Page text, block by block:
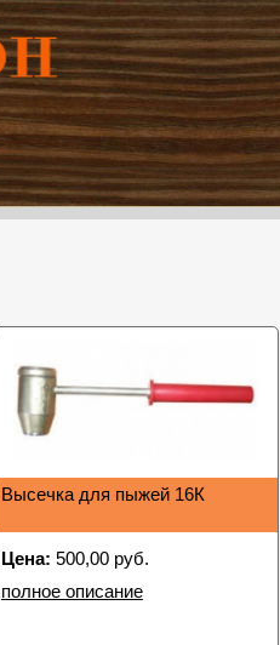
Высечка для пыжей 16К
Цена: 500,00 руб.
полное описание